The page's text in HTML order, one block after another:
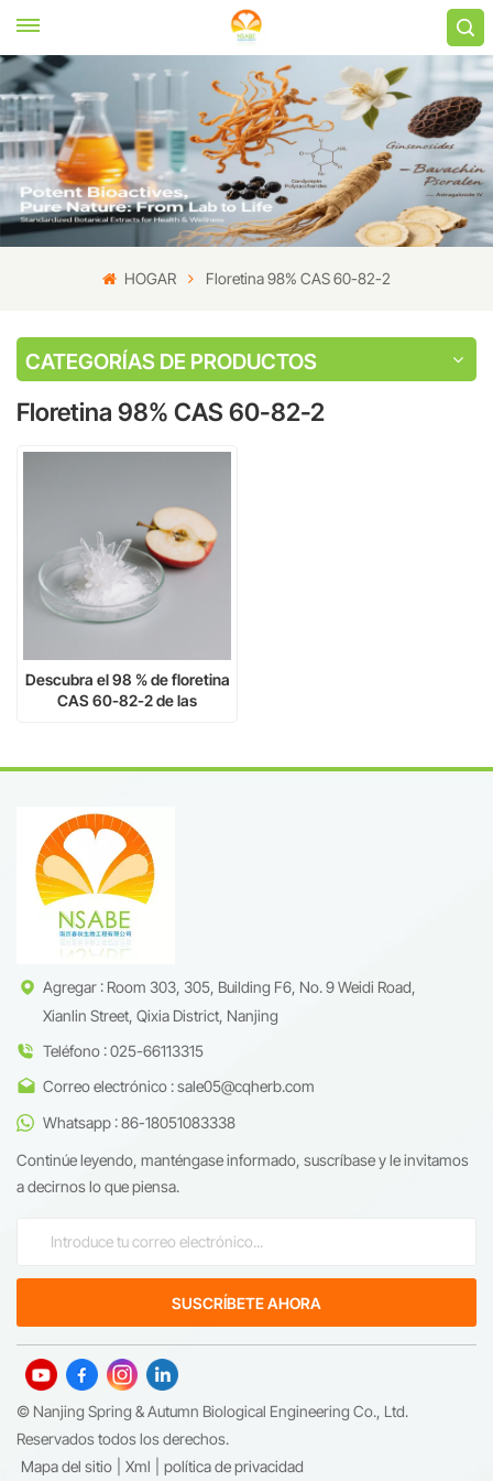
HOGAR Floretina 98% CAS 60-82-2
CATEGORÍAS DE PRODUCTOS
Floretina 98% CAS 60-82-2
Descubra el 98 % de floretina
CAS 60-82-2 de las
cosméticos y medicinales.
Agregar : Room 303, 305, Building F6, No. 9 Weidi Road,
Xianlin Street, Qixia District, Nanjing
Teléfono : 025-66113315
Correo electrónico : sale05@cqherb.com
Whatsapp : 86-18051083338
Continúe leyendo, manténgase informado, suscríbase y le invitamos
a decirnos lo que piensa.
© Nanjing Spring & Autumn Biological Engineering Co., Ltd.
Reservados todos los derechos.
Mapa del sitio
Xml política de privacidad